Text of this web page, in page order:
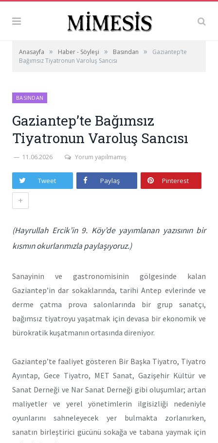
Anasayfa » Haber - Söyleşi » Basından »
Gaziantep’te
Bağımsız Tiyatronun Varoluş Sancısı
BASINDAN
Gaziantep’te Bağımsız
Tiyatronun Varoluş Sancısı
11.06.2026 Yorum yapılmamış
Tweet Paylaş Pinterest
+
(Hayrullah Ercik’in 9. Köy’de yayımlanan yazısının bir
kısmın okurlarımızla paylaşıyoruz.)
Sanayinin ve gastronomisinin gölgesinde kalan
Gaziantep’in dar sokaklarında, tarihi Antep evlerinde ve
derme çatma prova salonlarında bir grup sanatçı,
bağımsız tiyatroyu yaşatmak için devasa bir ekonomik ve
bürokratik kuşatmanın ortasında direniyor.
Gaziantep’te faaliyet gösteren Bir Başka Tiyatro, Tiyatro
Ayıntap, Gece Tiyatro, MET Sanat, Gazişehir Kültür ve
Sanat Derneği ve Nar Sanat Derneği gibi oluşumlar; artan
maliyetler ve yerel yönetimlerin ilgisizliği nedeniyle
oyunlarını sahneleyecek yer bulmakta zorlanırken,
sanatın birleştirici gücünü sokağa ve tabana yaymak için